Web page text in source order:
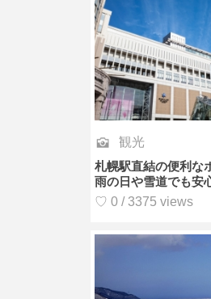
観光
札幌駅直結の便利な
雨の日や雪道でも安
♡ 0 / 3375 views